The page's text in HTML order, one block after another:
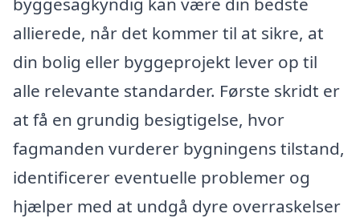
allierede, når det kommer til at sikre, at
din bolig eller byggeprojekt lever op til
alle relevante standarder. Første skridt er
at få en grundig besigtigelse, hvor
fagmanden vurderer bygningens tilstand,
identificerer eventuelle problemer og
hjælper med at undgå dyre overraskelser